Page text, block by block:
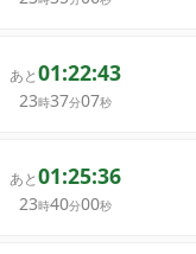
あと01:25:36
23時40分00秒
あと01:22:43
23時37分07秒